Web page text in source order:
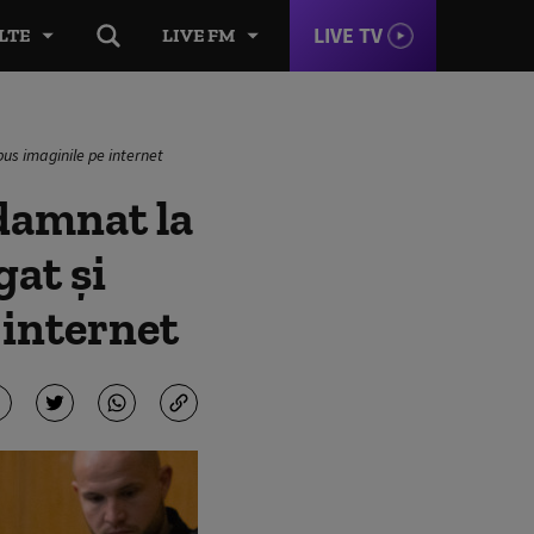
LIVE FM LIVE TV
imaginile pe internet
la
și
internet